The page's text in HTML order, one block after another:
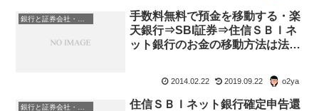
銀行と証券会社・金融商品
手数料無料で預金を移動する・楽
天銀行⇒SBI証券⇒住信ＳＢＩネ
ット銀行のお金の移動方法は法人
2014.02.22 2019.09.22 o2ya
住信ＳＢＩネット銀行確定申告還